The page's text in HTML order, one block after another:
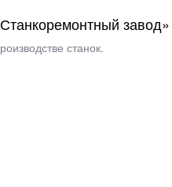
завод»
станок.